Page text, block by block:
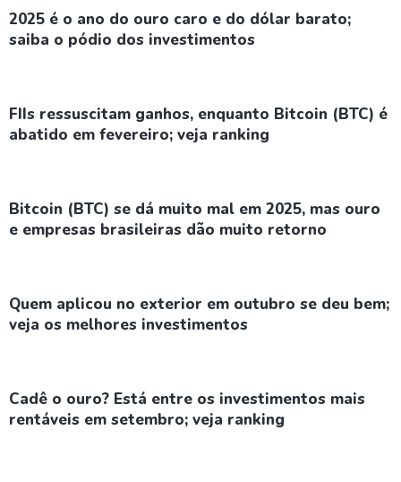
2025 é o ano do ouro caro e do dólar barato;
saiba o pódio dos investimentos
FIIs ressuscitam ganhos, enquanto Bitcoin (BTC) é
abatido em fevereiro; veja ranking
Bitcoin (BTC) se dá muito mal em 2025, mas ouro
e empresas brasileiras dão muito retorno
Quem aplicou no exterior em outubro se deu bem;
veja os melhores investimentos
Cadê o ouro? Está entre os investimentos mais
rentáveis em setembro; veja ranking